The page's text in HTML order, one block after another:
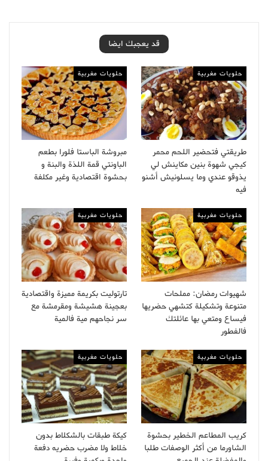
قد يعجبك ايضا
حلويات مغربية
طريقتي فتحضير اللحم محمر
كيجي شهوة بنين مكاينش لي
يذوقو عندي وما يسلونيش أشنو
فيه
حلويات مغربية
مبروشة الباستا فلورا بطعم
الباونتي قمة اللذة والبنة و
بحشوة اقتصادية وغير مكلفة
حلويات مغربية
شهيوات رمضان: مملحات
متنوعة وتشكيلة كتشهي حضريها
فيساع ومتعي بها عائلتك
فالفطور
حلويات مغربية
تارتوليت بكريمة مميزة واقتصادية
بعجينة هشيشة ومقرمشة مع
سر نجاحهم مية فالمية
حلويات مغربية
كريب المطاعم الخطير بحشوة
الشاورما من أكثر الوصفات طلبا
حلويات مغربية
كيكة طبقات بالشكلاط بدون
خلاط ولا مضرب حضريه دفعة